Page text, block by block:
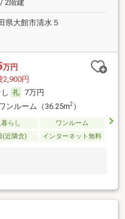
2階建
県大館市清水５
万円
2,900円
7万円
ンルーム（36.25m2）
らし
ワンルーム
(近隣含) インターネット無料